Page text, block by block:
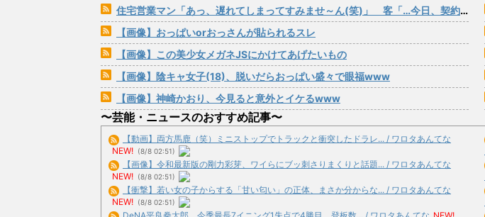
住宅営業マン「あっ、遅れてしまってすみませ～ん(笑)」 客「…今日、契約日ですよね？」→こうなるwww
【画像】おっぱいorおっさんが貼られるスレ
【画像】この美少女メガネJSにかけてあげたいもの
【画像】陰キャ女子(18)、脱いだらおっぱい盛々で眼福www
【画像】神崎かおり、今見ると意外とイケるwww
〜芸能・ニュースのおすすめ記事〜
【動画】両方馬鹿（笑）ミニストップでトラックと衝突したドラレ... / ワロタあんてな
NEW! (8/8 02:51)
【画像】令和最新版の剛力彩芽、ワイらにブッ刺さりまくりと話題... / ワロタあんてな
NEW! (8/8 02:51)
【衝撃】若い女の子からする「甘い匂い」の正体、まさか分からな... / ワロタあんてな
NEW! (8/8 02:51)